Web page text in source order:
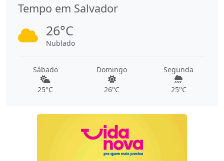
Tempo em Salvador
26°C
Nublado
Sábado
25°C
Domingo
26°C
Segunda
25°C